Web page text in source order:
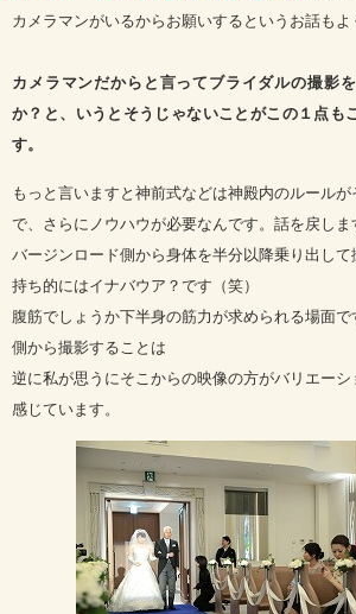
カメラマンがいるからお願いするというお話もよ
カメラマンだからと言ってブライダルの撮影
か？と、いうとそうじゃないことがこの１点も
す。
もっと言いますと神前式などは神殿内のルール
で、さらにノウハウが必要なんです。話を戻しま
バージンロード側から身体を半分以降乗り出し
持ち的にはイナバウア？です（笑）
腹筋でしょうか下半身の筋力が求められる場面
側から撮影することは
逆に私が思うにそこからの映像の方がバリエーシ
感じています。